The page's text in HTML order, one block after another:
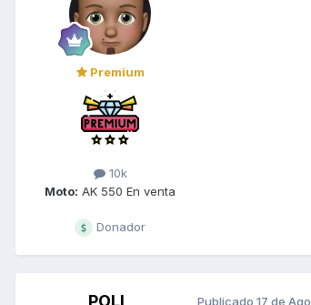
Premium
10k
Moto: AK 550 En venta
Donador
POLI Publicado 17 de